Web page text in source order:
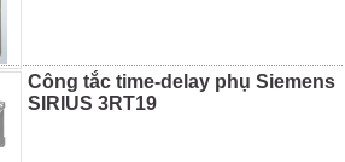
Công tắc time-delay phụ Siemens
SIRIUS 3RT19